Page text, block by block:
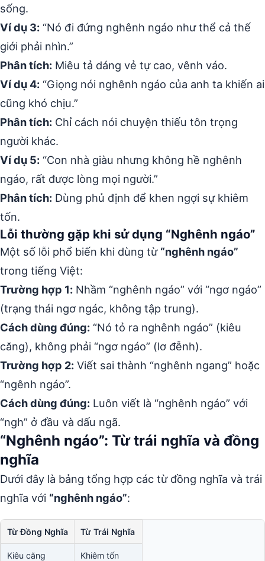
sống.
Ví dụ 3: “Nó đi đứng nghênh ngáo như thể cả thế
giới phải nhìn.”
Phân tích: Miêu tả dáng vẻ tự cao, vênh váo.
Ví dụ 4: “Giọng nói nghênh ngáo của anh ta khiến ai
cũng khó chịu.”
Phân tích: Chỉ cách nói chuyện thiếu tôn trọng
người khác.
Ví dụ 5: “Con nhà giàu nhưng không hề nghênh
ngáo, rất được lòng mọi người.”
Phân tích: Dùng phủ định để khen ngợi sự khiêm
tốn.
Lỗi thường gặp khi sử dụng “Nghênh ngáo”
Một số lỗi phổ biến khi dùng từ “nghênh ngáo”
trong tiếng Việt:
Trường hợp 1: Nhầm “nghênh ngáo” với “ngơ ngáo”
(trạng thái ngơ ngác, không tập trung).
Cách dùng đúng: “Nó tỏ ra nghênh ngáo” (kiêu
căng), không phải “ngơ ngáo” (lơ đễnh).
Trường hợp 2: Viết sai thành “nghênh ngang” hoặc
“ngênh ngáo”.
Cách dùng đúng: Luôn viết là “nghênh ngáo” với
“ngh” ở đầu và dấu ngã.
“Nghênh ngáo”: Từ trái nghĩa và đồng
nghĩa
Dưới đây là bảng tổng hợp các từ đồng nghĩa và trái
nghĩa với “nghênh ngáo”:
Từ Đồng Nghĩa Từ Trái Nghĩa
Kiêu căng Khiêm tốn